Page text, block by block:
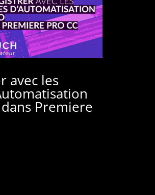
avec les
Premiere